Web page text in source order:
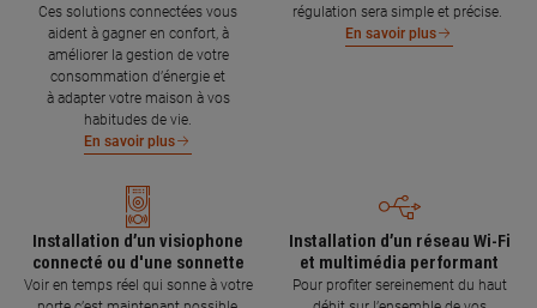
Ces solutions connectées vous
aident à gagner en confort, à
améliorer la gestion de votre
consommation d’énergie et
à adapter votre maison à vos
habitudes de vie.
En savoir plus
régulation sera simple et précise.
En savoir plus
Installation d’un visiophone
connecté ou d'une sonnette
Voir en temps réel qui sonne à votre
Installation d’un réseau Wi-Fi
et multimédia performant
Pour profiter sereinement du haut